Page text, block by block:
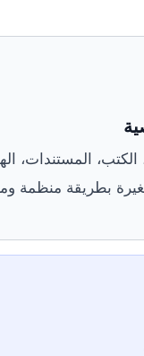
المستندات،
بطريقة منظمة